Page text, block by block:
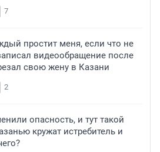
7
простит меня, если что не
видеообращение после
свою жену в Казани
2
опасность, и тут такой
кружат истребитель и